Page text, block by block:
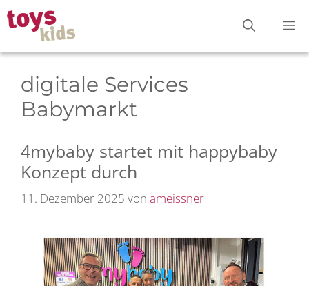
Zum
Inhalt
springen
digitale Services
Babymarkt
4mybaby startet mit happybaby
Konzept durch
11. Dezember 2025 von ameissner